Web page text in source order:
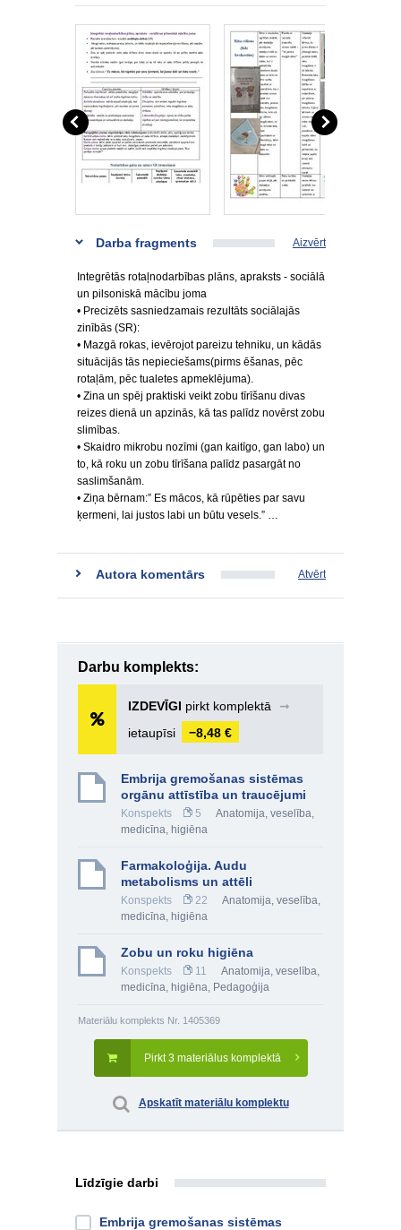
Darba fragments Aizvērt
Integrētās rotaļnodarbības plāns, apraksts - sociālā
un pilsoniskā mācību joma
• Precizēts sasniedzamais rezultāts sociālajās
zinībās (SR):
• Mazgā rokas, ievērojot pareizu tehniku, un kādās
situācijās tās nepieciešams(pirms ēšanas, pēc
rotaļām, pēc tualetes apmeklējuma).
• Zina un spēj praktiski veikt zobu tīrīšanu divas
reizes dienā un apzinās, kā tas palīdz novērst zobu
slimības.
• Skaidro mikrobu nozīmi (gan kaitīgo, gan labo) un
to, kā roku un zobu tīrīšana palīdz pasargāt no
saslimšanām.
• Ziņa bērnam:” Es mācos, kā rūpēties par savu
ķermeni, lai justos labi un būtu vesels.” …
Autora komentārs Atvērt
Darbu komplekts:
IZDEVĪGI pirkt komplektā
➞
ietaupīsi
−8,48 €
Embrija gremošanas sistēmas
orgānu attīstība un traucējumi
Konspekts 5
Anatomija, veselība,
medicīna, higiēna
Farmakoloģija. Audu
metabolisms un attēli
Konspekts 22
Anatomija, veselība,
medicīna, higiēna
Zobu un roku higiēna
Konspekts 11
Anatomija, veselība,
medicīna, higiēna, Pedagoģija
Materiālu komplekts Nr. 1405369
Pirkt 3 materiālus komplektā
Apskatīt materiālu komplektu
Līdzīgie darbi
Embrija gremošanas sistēmas